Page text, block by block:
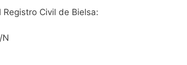
Civil de Bielsa:
N